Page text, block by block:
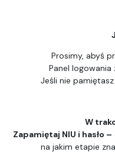
Prosimy, abyś
Panel logowania
Jeśli nie
W
Zapamiętaj NIU i hasło –
na jakim etapie